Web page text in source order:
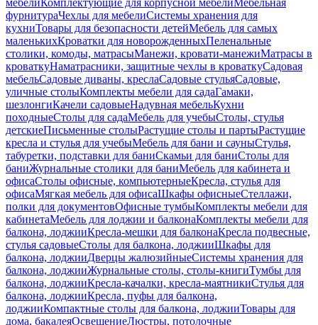
мебелиКомплектующие для корпусной мебелиМебельная
фурнитураЧехлы для мебелиСистемы хранения для
кухниТовары для безопасности детейМебель для самых
маленькихКроватки для новорожденныхПеленальные
столики, комоды, матрасыМанежи, кровати-манежиМатрасы в
кроваткуНаматрасники, защитные чехлы в кроваткуСадовая
мебельСадовые диваны, креслаСадовые стульяСадовые,
уличные столыКомплекты мебели для садаГамаки,
шезлонгиКачели садовыеНадувная мебельКухни
походныеСтолы для садаМебель для учебыСтолы, стулья
детскиеПисьменные столыРастущие столы и партыРастущие
кресла и стулья для учебыМебель для бани и сауныСтулья,
табуретки, подставки для баниСкамьи для баниСтолы для
баниЖурнальные столики для баниМебель для кабинета и
офисаСтолы офисные, компьютерныеКресла, стулья для
офисаМягкая мебель для офисаШкафы офисныеСтеллажи,
полки для документовОфисные тумбыКомплекты мебели для
кабинетаМебель для лоджии и балконаКомплекты мебели для
балкона, лоджииКресла-мешки для балконаКресла подвесные,
стулья садовыеСтолы для балкона, лоджииШкафы для
балкона, лоджииДверцы жалюзийныеСистемы хранения для
балкона, лоджииЖурнальные столы, столы-книгиТумбы для
балкона, лоджииКресла-качалки, кресла-маятникиСтулья для
балкона, лоджииКресла, пуфы для балкона,
лоджииКомпактные столы для балкона, лоджииТовары для
дома, бакалеяОсвещениеЛюстры, потолочные